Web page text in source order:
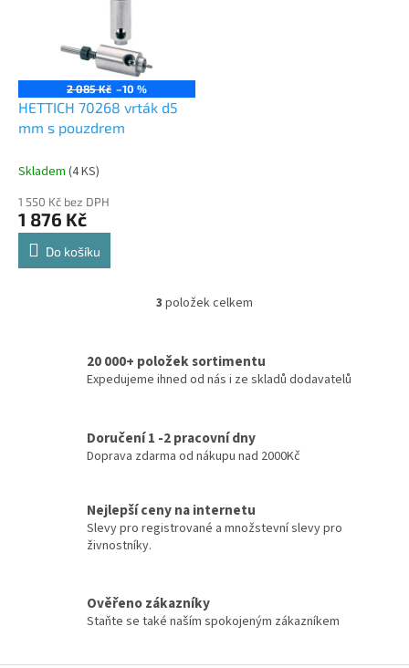
2 085 Kč –10 %
HETTICH 70268 vrták d5
mm s pouzdrem
Skladem (4 KS)
1 550 Kč bez DPH
1 876 Kč
Do košíku
O
á
d
í
p
r
k
y
v
s
u
3 položek celkem
20 000+ položek sortimentu
Expedujeme ihned od nás i ze skladů dodavatelů
Doručení 1 -2 pracovní dny
Doprava zdarma od nákupu nad 2000Kč
Nejlepší ceny na internetu
Slevy pro registrované a množstevní slevy pro
živnostníky.
Ověřeno zákazníky
Staňte se také naším spokojeným zákazníkem